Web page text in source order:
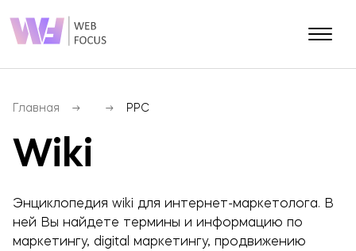
Блог
Портфолио
Разработка сайтов
SEO (Продвижение сайта)
Главная PPC
Wiki
Энциклопедия wiki для интернет-маркетолога. В
ней Вы найдете термины и информацию по
маркетингу, digital маркетингу, продвижению